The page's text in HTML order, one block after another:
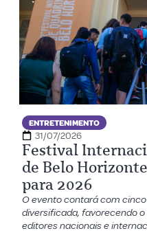
ENTRETENIMENTO
31/07/2026
Festival
de Belo
para 2026
O evento contará com
diversificada, favorecendo
editores nacionais e